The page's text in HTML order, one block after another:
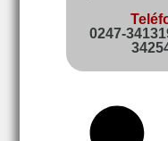
0247-